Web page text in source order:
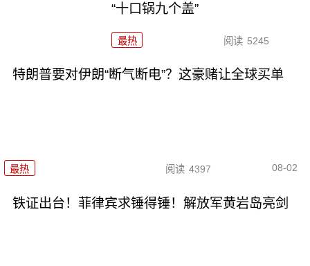
“十口锅九个盖”
最热 阅读 5245
特朗普要对伊朗“断气断电”？这豪赌让全球买单
最热 阅读 4397 08-02
铁证出台！菲律宾求锤得锤！解放军黄岩岛亮剑